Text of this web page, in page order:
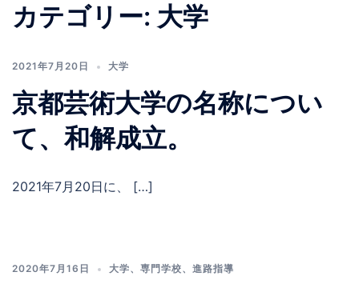
カテゴリー: 大学
2021年7月20日 大学
京都芸術大学の名称につい
て、和解成立。
2021年7月20日に、 […]
2020年7月16日 大学、 専門学校、 進路指導